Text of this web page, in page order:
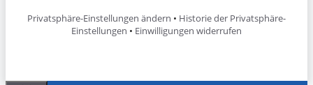
Privatsphäre-Einstellungen ändern • Historie der Privatsphäre-
Einstellungen • Einwilligungen widerrufen